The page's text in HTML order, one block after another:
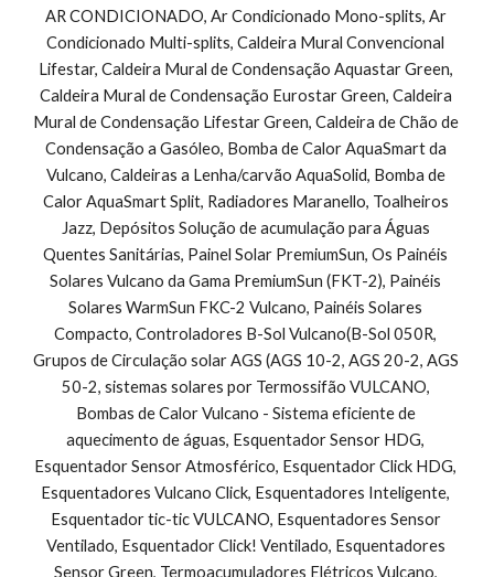
AR CONDICIONADO, Ar Condicionado Mono-splits, Ar
Condicionado Multi-splits, Caldeira Mural Convencional
Lifestar, Caldeira Mural de Condensação Aquastar Green,
Caldeira Mural de Condensação Eurostar Green, Caldeira
Mural de Condensação Lifestar Green, Caldeira de Chão de
Condensação a Gasóleo, Bomba de Calor AquaSmart da
Vulcano, Caldeiras a Lenha/carvão AquaSolid, Bomba de
Calor AquaSmart Split, Radiadores Maranello, Toalheiros
Jazz, Depósitos Solução de acumulação para Águas
Quentes Sanitárias, Painel Solar PremiumSun, Os Painéis
Solares Vulcano da Gama PremiumSun (FKT-2), Painéis
Solares WarmSun FKC-2 Vulcano, Painéis Solares
Compacto, Controladores B-Sol Vulcano(B-Sol 050R,
Grupos de Circulação solar AGS (AGS 10-2, AGS 20-2, AGS
50-2, sistemas solares por Termossifão VULCANO,
Bombas de Calor Vulcano - Sistema eficiente de
aquecimento de águas, Esquentador Sensor HDG,
Esquentador Sensor Atmosférico, Esquentador Click HDG,
Esquentadores Vulcano Click, Esquentadores Inteligente,
Esquentador tic-tic VULCANO, Esquentadores Sensor
Ventilado, Esquentador Click! Ventilado, Esquentadores
Sensor Green, Termoacumuladores Elétricos Vulcano,